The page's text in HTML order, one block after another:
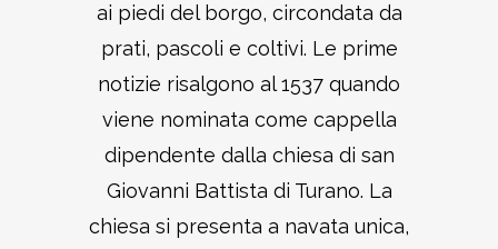
ai piedi del borgo, circondata da
prati, pascoli e coltivi. Le prime
notizie risalgono al 1537 quando
viene nominata come cappella
dipendente dalla chiesa di san
Giovanni Battista di Turano. La
chiesa si presenta a navata unica,